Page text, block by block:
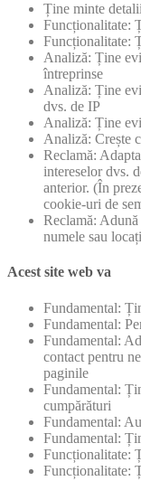
Ține minte
Funcționalitate:
Funcționalitate:
Analiză: Ține
întreprinse
Analiză: Ține
dvs. de IP
Analiză: Ține
Analiză: Crește
Reclamă:
intereselor dvs.
anterior. (În
cookie-uri de
Reclamă:
numele sau
Acest site web va
Fundamental:
Fundamental:
Fundamental:
contact pentru
paginile
Fundamental:
cumpărături
Fundamental:
Fundamental:
Funcționalitate:
Funcționalitate: